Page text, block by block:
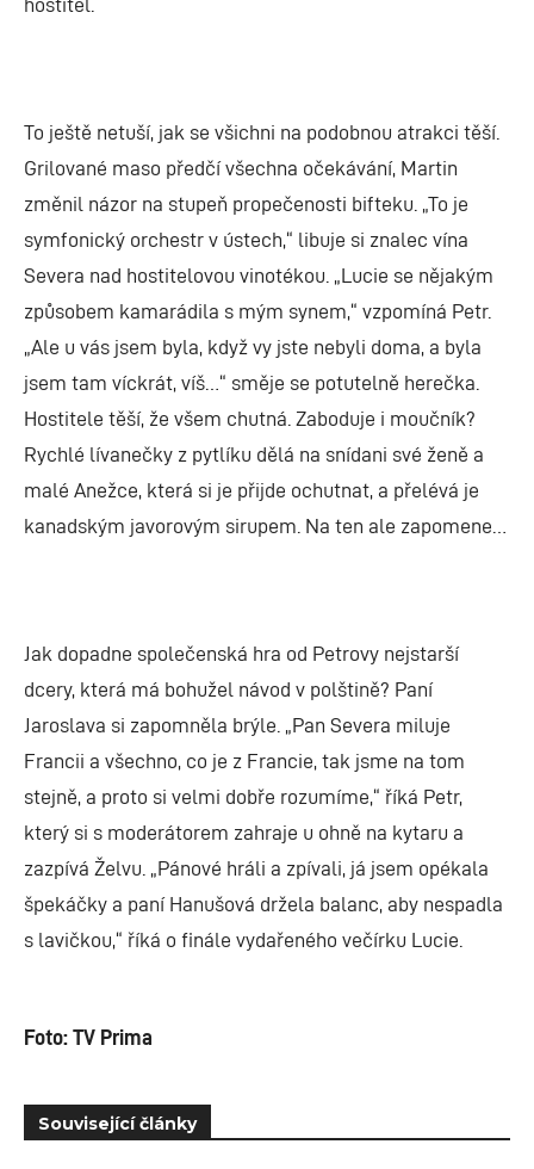
To ještě netuší, jak se všichni na podobnou atrakci těší.
Grilované maso předčí všechna očekávání, Martin
změnil názor na stupeň propečenosti bifteku. „To je
symfonický orchestr v ústech,“ libuje si znalec vína
Severa nad hostitelovou vinotékou. „Lucie se nějakým
způsobem kamarádila s mým synem,“ vzpomíná Petr.
„Ale u vás jsem byla, když vy jste nebyli doma, a byla
jsem tam víckrát, víš…“ směje se potutelně herečka.
Hostitele těší, že všem chutná. Zaboduje i moučník?
Rychlé lívanečky z pytlíku dělá na snídani své ženě a
malé Anežce, která si je přijde ochutnat, a přelévá je
kanadským javorovým sirupem. Na ten ale zapomene…
Jak dopadne společenská hra od Petrovy nejstarší
dcery, která má bohužel návod v polštině? Paní
Jaroslava si zapomněla brýle. „Pan Severa miluje
Francii a všechno, co je z Francie, tak jsme na tom
stejně, a proto si velmi dobře rozumíme,“ říká Petr,
který si s moderátorem zahraje u ohně na kytaru a
zazpívá Želvu. „Pánové hráli a zpívali, já jsem opékala
špekáčky a paní Hanušová držela balanc, aby nespadla
s lavičkou,“ říká o finále vydařeného večírku Lucie.
Foto: TV Prima
Související články